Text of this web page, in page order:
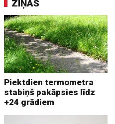
ZIŅAS
Piektdien termometra
stabiņš pakāpsies līdz
+24 grādiem